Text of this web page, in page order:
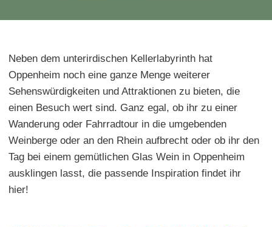
Neben dem unterirdischen Kellerlabyrinth hat
Oppenheim noch eine ganze Menge weiterer
Sehenswürdigkeiten und Attraktionen zu bieten, die
einen Besuch wert sind. Ganz egal, ob ihr zu einer
Wanderung oder Fahrradtour in die umgebenden
Weinberge oder an den Rhein aufbrecht oder ob ihr den
Tag bei einem gemütlichen Glas Wein in Oppenheim
ausklingen lasst, die passende Inspiration findet ihr
hier!